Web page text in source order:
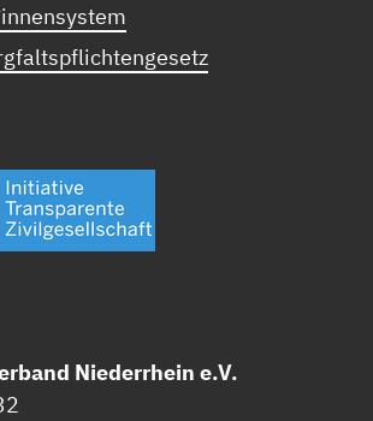
Niederrhein e.V.